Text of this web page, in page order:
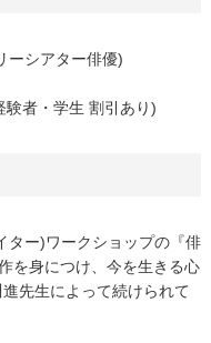
ーシアター俳優)
者・学生 割引あり)
ター)ワークショップの『俳
を身につけ、今を生きる心
先生によって続けられて